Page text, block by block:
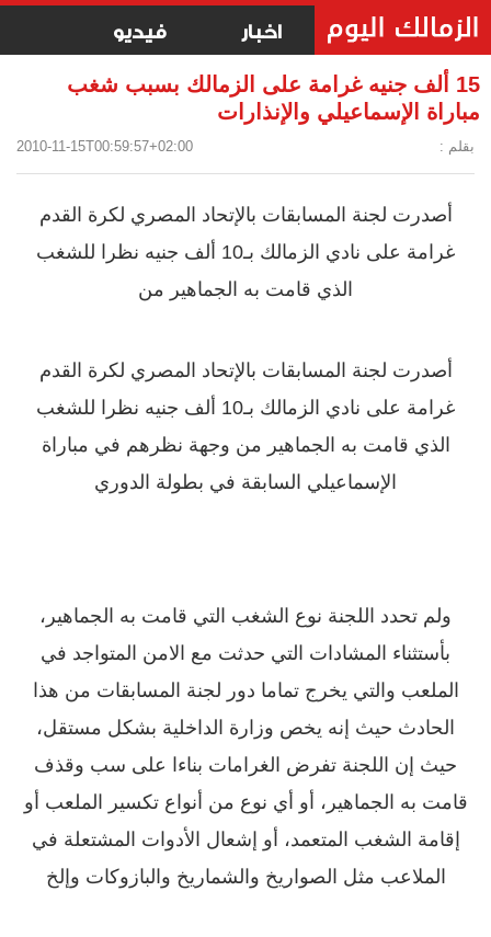
اخبار فيديو
15 ألف جنيه غرامة على الزمالك بسبب شغب
مباراة الإسماعيلي والإنذارات
بقلم : 2010-11-15T00:59:57+02:00
أصدرت لجنة المسابقات بالإتحاد المصري لكرة القدم
غرامة على نادي الزمالك بـ10 ألف جنيه نظرا للشغب
الذي قامت به الجماهير من
أصدرت لجنة المسابقات بالإتحاد المصري لكرة القدم
غرامة على نادي الزمالك بـ10 ألف جنيه نظرا للشغب
الذي قامت به الجماهير من وجهة نظرهم في مباراة
الإسماعيلي السابقة في بطولة الدوري
ولم تحدد اللجنة نوع الشغب التي قامت به الجماهير،
بأستثناء المشادات التي حدثت مع الامن المتواجد في
الملعب والتي يخرج تماما دور لجنة المسابقات من هذا
الحادث حيث إنه يخص وزارة الداخلية بشكل مستقل،
حيث إن اللجنة تفرض الغرامات بناءا على سب وقذف
قامت به الجماهير، أو أي نوع من أنواع تكسير الملعب أو
إقامة الشغب المتعمد، أو إشعال الأدوات المشتعلة في
الملاعب مثل الصواريخ والشماريخ والبازوكات وإلخ